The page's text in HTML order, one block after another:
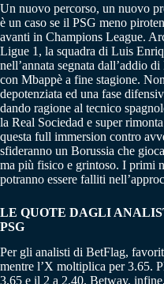
Un nuovo percorso, un nuovo
è un caso se il PSG meno
avanti in Champions League.
Ligue 1, la squadra di Luis
nell’annata segnata dall’addio
con Mbappè a fine stagione.
depotenziata ed una fase
dando ragione al tecnico
la Real Sociedad e super
questa full immersion contro
sfideranno un Borussia che
ma più fisico e grintoso. I primi
potranno essere falliti
LE QUOTE DAGLI
PSG
Per gli analisti di BetFlag,
mentre l’X moltiplica per 3.65.
3.65 e il 2 a 2.40. Betway,